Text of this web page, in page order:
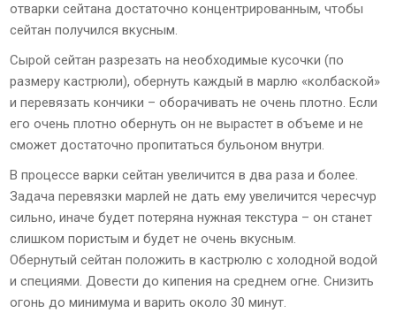
отварки сейтана достаточно концентрированным, чтобы
сейтан получился вкусным.
Сырой сейтан разрезать на необходимые кусочки (по
размеру кастрюли), обернуть каждый в марлю «колбаской»
и перевязать кончики – оборачивать не очень плотно. Если
его очень плотно обернуть он не вырастет в объеме и не
сможет достаточно пропитаться бульоном внутри.
В процессе варки сейтан увеличится в два раза и более.
Задача перевязки марлей не дать ему увеличится чересчур
сильно, иначе будет потеряна нужная текстура – он станет
слишком пористым и будет не очень вкусным.
Обернутый сейтан положить в кастрюлю с холодной водой
и специями. Довести до кипения на среднем огне. Снизить
огонь до минимума и варить около 30 минут.